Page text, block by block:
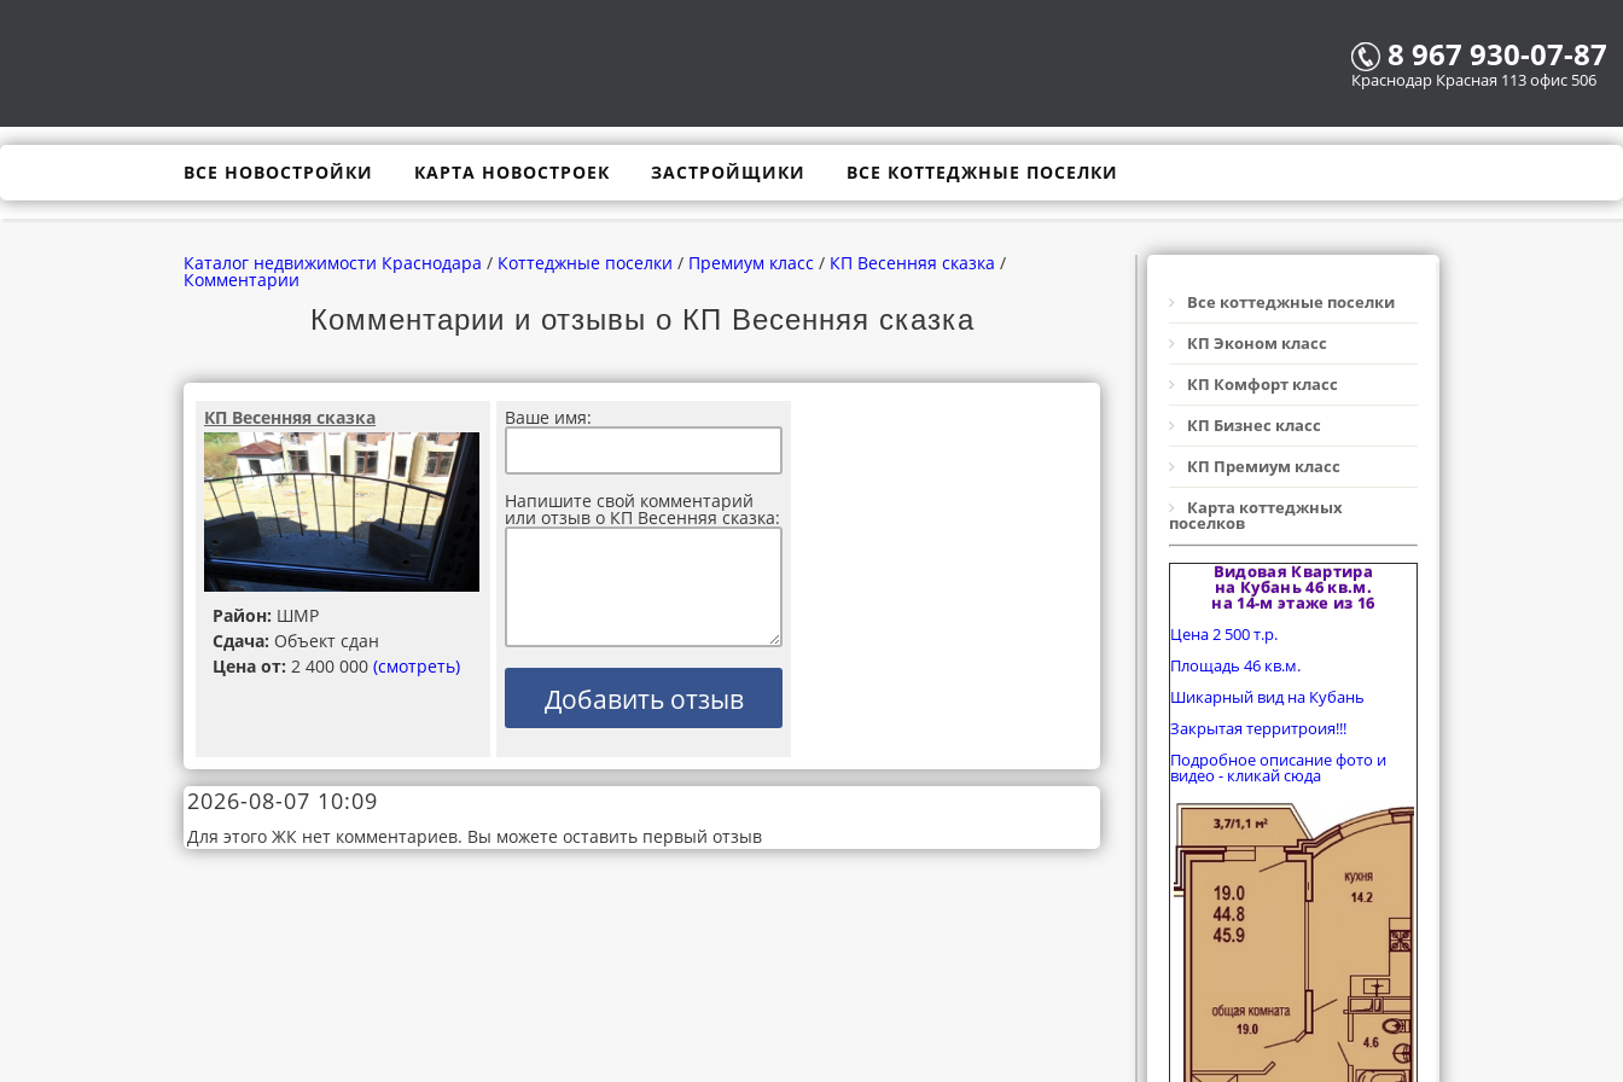
8 967 930-07-87
Краснодар Красная 113 офис 506
ВСЕ НОВОСТРОЙКИ КАРТА НОВОСТРОЕК ЗАСТРОЙЩИКИ ВСЕ КОТТЕДЖНЫЕ ПОСЕЛКИ
Каталог недвижимости Краснодара / Коттеджные поселки / Премиум класс / КП Весенняя сказка /
Комментарии
Комментарии и отзывы о КП Весенняя сказка
КП Весенняя сказка
Район: ШМР
Сдача: Объект сдан
Цена от: 2 400 000 (смотреть)
Ваше имя:
Напишите свой комментарий
или отзыв о КП Весенняя сказка:
2026-08-07 10:09
Для этого ЖК нет комментариев. Вы можете оставить первый отзыв
Все коттеджные поселки
КП Эконом класс
КП Комфорт класс
КП Бизнес класс
КП Премиум класс
Карта коттеджных
поселков
Видовая Квартира
на Кубань 46 кв.м.
на 14-м этаже из 16
Цена 2 500 т.р.
Площадь 46 кв.м.
Шикарный вид на Кубань
Закрытая территроия!!!
Подробное описание фото и
видео - кликай сюда